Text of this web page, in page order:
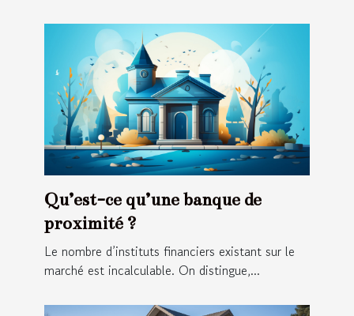
Qu’est-ce qu’une banque de
proximité ?
Le nombre d’instituts financiers existant sur le
marché est incalculable. On distingue,...